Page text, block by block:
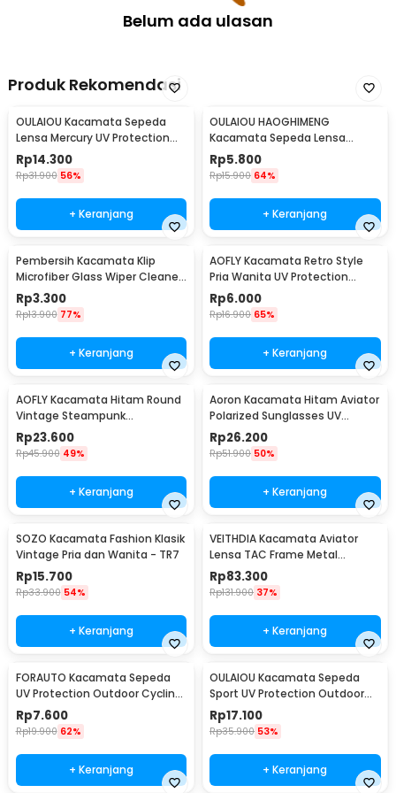
Belum ada ulasan
Produk Rekomendasi
OULAIOU Kacamata Sepeda
Lensa Mercury UV Protection
Cycling Sunglasses - 9181
Rp14.300
Rp31.900 56%
+ Keranjang
OULAIOU HAOGHIMENG
Kacamata Sepeda Lensa
Mercury Cycling Outdoor Sport
- 3015
Rp5.800
Rp15.900 64%
+ Keranjang
Pembersih Kacamata Klip
Microfiber Glass Wiper Cleaner
Multifunction - TVA45
Rp3.300
Rp13.900 77%
+ Keranjang
AOFLY Kacamata Retro Style
Pria Wanita UV Protection
Sunglassses - 1125
Rp6.000
Rp16.900 65%
+ Keranjang
AOFLY Kacamata Hitam Round
Vintage Steampunk
Sunglasses
Rp23.600
Rp45.900 49%
+ Keranjang
Aoron Kacamata Hitam Aviator
Polarized Sunglasses UV
Protection - RB2132
Rp26.200
Rp51.900 50%
+ Keranjang
SOZO Kacamata Fashion Klasik
Vintage Pria dan Wanita - TR7
Rp15.700
Rp33.900 54%
+ Keranjang
VEITHDIA Kacamata Aviator
Lensa TAC Frame Metal
Polarized Sunglasses - V3088
Rp83.300
Rp131.900 37%
+ Keranjang
FORAUTO Kacamata Sepeda
UV Protection Outdoor Cycling
Sunglasses - NJ747
Rp7.600
Rp19.900 62%
+ Keranjang
OULAIOU Kacamata Sepeda
Sport UV Protection Outdoor
Cycling Sunglasses - AJ1
Rp17.100
Rp35.900 53%
+ Keranjang